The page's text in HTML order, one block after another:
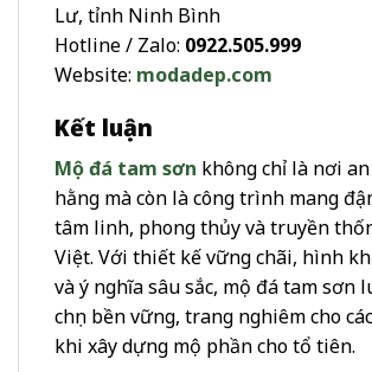
Lư, tỉnh Ninh Bình
Hotline / Zalo: 0922.505.999
Website: modadep.com
Kết luận
Mộ đá tam sơn không chỉ là nơi
hằng mà còn là công trình mang
tâm linh, phong thủy và truyền
Việt. Với thiết kế vững chãi, hình
và ý nghĩa sâu sắc, mộ đá tam sơn
chọn bền vững, trang nghiêm cho
khi xây dựng mộ phần cho tổ tiên.